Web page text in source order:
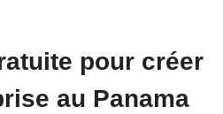
pour créer
au Panama